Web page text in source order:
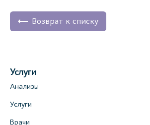
Возврат к списку
Услуги
Анализы
Услуги
Врачи